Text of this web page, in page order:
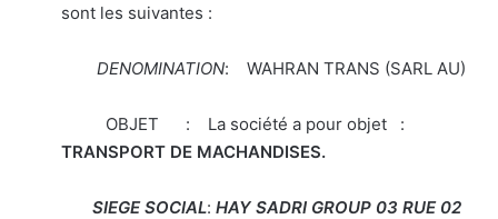
sont les suivantes :
DENOMINATION: WAHRAN TRANS (SARL AU)
OBJET : La société a pour objet :
TRANSPORT DE MACHANDISES.
SIEGE SOCIAL: HAY SADRI GROUP 03 RUE 02